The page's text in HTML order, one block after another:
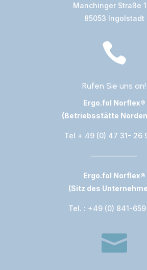
Manchinger Straße
85053 Ingolstadt

Rufen Sie uns an!
Ergo.fol Norflex®
(Betriebsstätte
Tel + 49 (0) 47 31- 26
——————–
Ergo.fol Norflex®
(Sitz des
Tel. : +49 (0) 841-659
